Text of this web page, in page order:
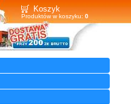
Koszyk
Produktów w koszyku: 0